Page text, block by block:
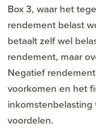
Box 3, waar het
rendement belast
betaalt zelf wel
rendement, maar
Negatief
voorkomen en het
inkomstenbelasting
voordelen.